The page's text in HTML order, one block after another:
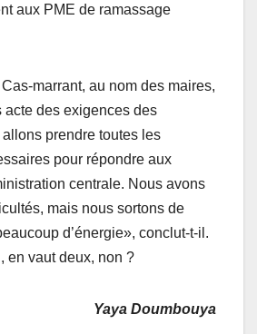
aux PME de ramassage
marrant, au nom des maires,
acte des exigences des
prendre toutes les
pour répondre aux
centrale. Nous avons
mais nous sortons de
d’énergie», conclut-t-il.
en vaut deux, non ?
Yaya Doumbouya